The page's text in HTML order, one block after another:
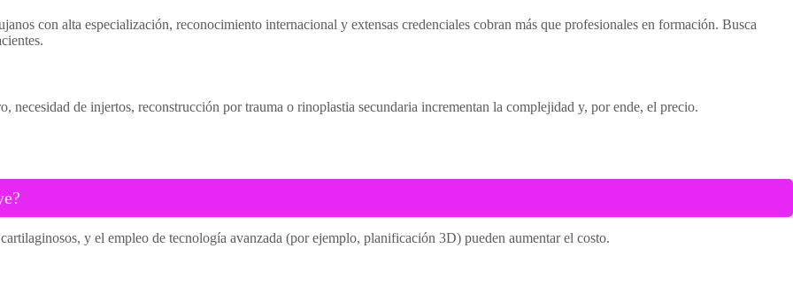
con alta especialización, reconocimiento internacional y extensas credenciales cobran más que profesionales en formación. Busca
necesidad de injertos, reconstrucción por trauma o rinoplastia secundaria incrementan la complejidad y, por ende, el precio.
y el empleo de tecnología avanzada (por ejemplo, planificación 3D) pueden aumentar el costo.